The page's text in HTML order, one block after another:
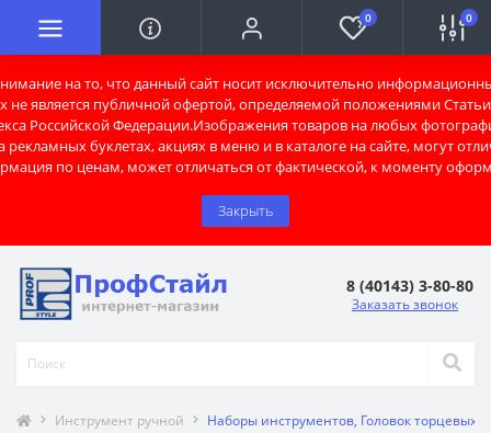
на то, что данный сайт носит исключительно
не является публичной офертой, определяемой положениями Статьи
Российской Федерации.Изображения товаров на любых
рекламных буклетах, акциях в меню и в каталоге на сайте, могут
по ценам, может отличаться от фактической, к моменту
Закрыть
0 0
8 (40143) 3-80-80
Заказать звонок
Инструмент ручной Наборы инструментов, Головок торцевых